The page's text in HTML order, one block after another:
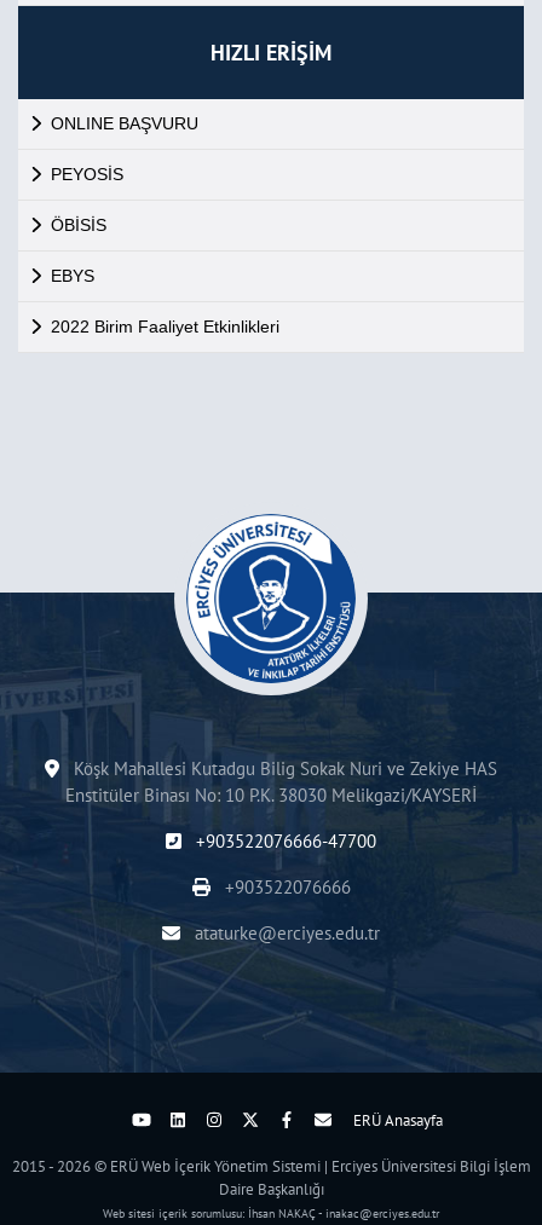
HIZLI ERİŞİM
ONLINE BAŞVURU
PEYOSİS
ÖBİSİS
EBYS
2022 Birim Faaliyet Etkinlikleri
Köşk Mahallesi Kutadgu Bilig Sokak Nuri ve Zekiye HAS
Enstitüler Binası No: 10 P.K. 38030 Melikgazi/KAYSERİ
+903522076666-47700
+903522076666
ataturke@erciyes.edu.tr
ERÜ Anasayfa
2015 - 2026 © ERÜ Web İçerik Yönetim Sistemi | Erciyes Üniversitesi Bilgi İşlem
Daire Başkanlığı
Web sitesi içerik sorumlusu: İhsan NAKAÇ - inakac@erciyes.edu.tr